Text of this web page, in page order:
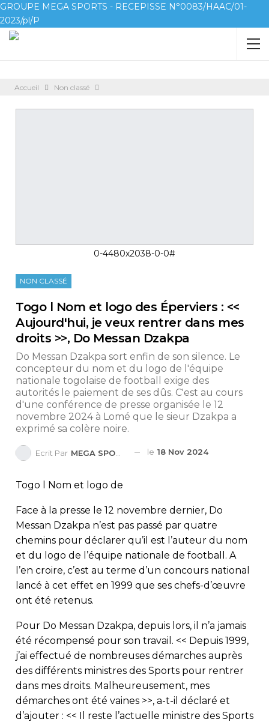
GROUPE MEGA SPORTS - RECEPISSE N°0083/HAAC/01-
2023/pl/P
Accueil Non classé
0-4480x2038-0-0#
NON CLASSÉ
Togo l Nom et logo des Éperviers : <<
Aujourd'hui, je veux rentrer dans mes
droits >>, Do Messan Dzakpa
Do Messan Dzakpa sort enfin de son silence. Le
concepteur du nom et du logo de l'équipe
nationale togolaise de football exige des
autorités le paiement de ses dûs. C'est au cours
d'une conférence de presse organisée le 12
novembre 2024 à Lomé que le sieur Dzakpa a
exprimé sa colère noire.
Ecrit Par MEGA SPORTS le 18 Nov 2024
Togo l Nom et logo de
Face à la presse le 12 novembre dernier, Do
Messan Dzakpa n’est pas passé par quatre
chemins pour déclarer qu’il est l’auteur du nom
et du logo de l’équipe nationale de football. A
l’en croire, c’est au terme d’un concours national
lancé à cet effet en 1999 que ses chefs-d’œuvre
ont été retenus.
Pour Do Messan Dzakpa, depuis lors, il n’a jamais
été récompensé pour son travail. << Depuis 1999,
j’ai effectué de nombreuses démarches auprès
des différents ministres des Sports pour rentrer
dans mes droits. Malheureusement, mes
démarches ont été vaines >>, a-t-il déclaré et
d’ajouter : << Il reste l’actuelle ministre des Sports